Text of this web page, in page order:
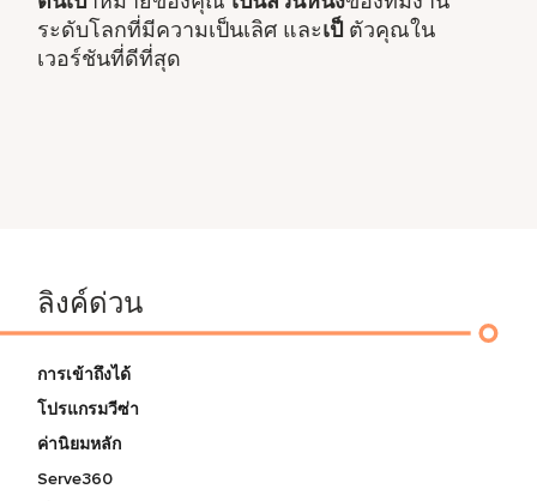
ระดับโลกที่มีความเป็นเลิศ และเป็ ตัวคุณใน
เวอร์ชันที่ดีที่สุด
ลิงค์ด่วน
การเข้าถึงได้
โปรแกรมวีซ่า
ค่านิยมหลัก
Serve360